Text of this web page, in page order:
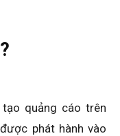
quảng cáo trên
phát hành vào